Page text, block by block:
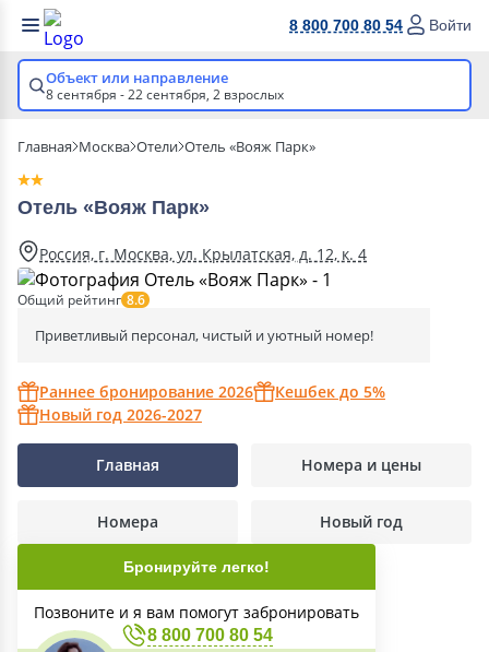
8 800 700 80 54 Войти
Объект или направление
8 сентября - 22 сентября, 2 взрослых
Главная Москва Отели Отель «Вояж Парк»
Отель «Вояж Парк»
Россия, г. Москва, ул. Крылатская, д. 12, к. 4
Общий рейтинг 8.6
Приветливый персонал, чистый и уютный номер!
Раннее бронирование 2026
Кешбек до 5%
Новый год 2026-2027
Главная Номера и цены
Номера Новый год
Бронируйте легко!
Позвоните и я вам помогут забронировать
8 800 700 80 54